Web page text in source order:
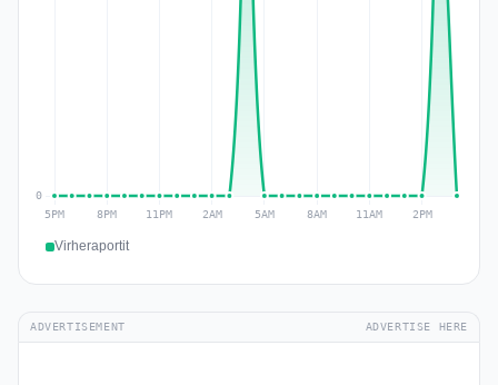
Virheraportit
ADVERTISEMENT ADVERTISE HERE